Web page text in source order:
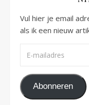
Vul hier je email
als ik een nieuw
Abonneren